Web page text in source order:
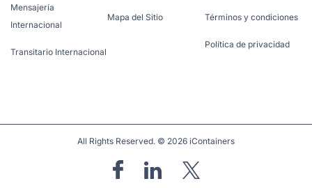
Mensajería
Internacional
Transitario Internacional
Mapa del Sitio Términos y condiciones
Política de privacidad
All Rights Reserved. © 2026 iContainers